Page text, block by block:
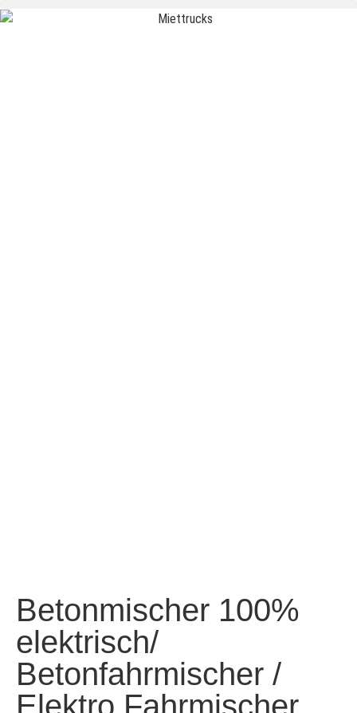
Betonmischer 100%
elektrisch/
Betonfahrmischer /
Elektro Fahrmischer